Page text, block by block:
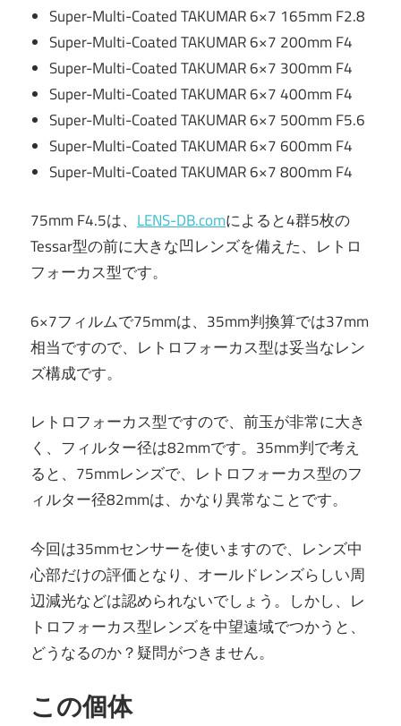
Super-Multi-Coated TAKUMAR 6×7 165mm F2.8
Super-Multi-Coated TAKUMAR 6×7 200mm F4
Super-Multi-Coated TAKUMAR 6×7 300mm F4
Super-Multi-Coated TAKUMAR 6×7 400mm F4
Super-Multi-Coated TAKUMAR 6×7 500mm F5.6
Super-Multi-Coated TAKUMAR 6×7 600mm F4
Super-Multi-Coated TAKUMAR 6×7 800mm F4
75mm F4.5は、 LENS-DB.comによると4群5枚の
Tessar型の前に大きな凹レンズを備えた、レトロ
フォーカス型です。
6×7フィルムで75mmは、35mm判換算では37mm
相当ですので、レトロフォーカス型は妥当なレン
ズ構成です。
レトロフォーカス型ですので、前玉が非常に大き
く、 フィルター径は82mmです。35mm判で考え
ると、75mmレンズで、レトロフォーカス型のフ
ィルター径82mmは、かなり異常なことです。
今回は35mmセンサーを使いますので、レンズ中
心部だけの評価となり、オールドレンズらしい周
辺減光などは認められないでしょう。しかし、レ
トロフォーカス型レンズを中望遠域でつかうと、
どうなるのか？疑問がつきません。
この個体